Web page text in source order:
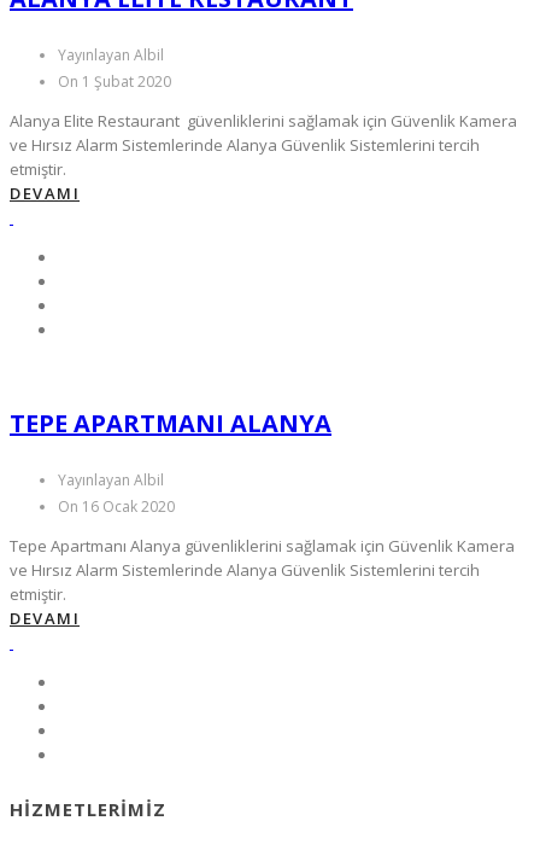
Yayınlayan Albil
On 1 Şubat 2020
Alanya Elite Restaurant güvenliklerini sağlamak için Güvenlik Kamera
ve Hırsız Alarm Sistemlerinde Alanya Güvenlik Sistemlerini tercih
etmiştir.
DEVAMI
TEPE APARTMANI ALANYA
Yayınlayan Albil
On 16 Ocak 2020
Tepe Apartmanı Alanya güvenliklerini sağlamak için Güvenlik Kamera
ve Hırsız Alarm Sistemlerinde Alanya Güvenlik Sistemlerini tercih
etmiştir.
DEVAMI
HIZMETLERIMIZ